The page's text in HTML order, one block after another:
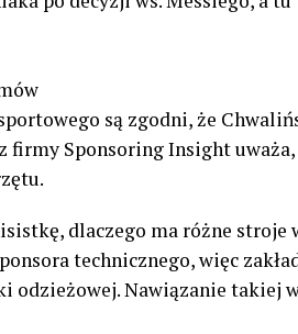
są zgodni, że
firmy Sponsoring Insight
dlaczego ma różne stroje
technicznego, więc
odzieżowej. Nawiązanie takiej